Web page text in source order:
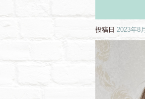
投稿日 2023年8